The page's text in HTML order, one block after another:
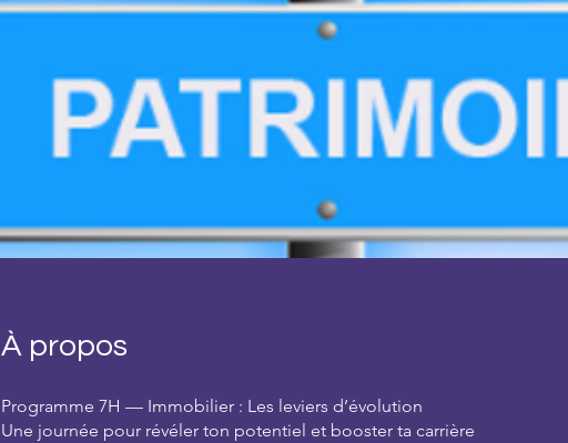
À propos
Programme 7H — Immobilier : Les leviers d’évolution
Une journée pour révéler ton potentiel et booster ta carrière